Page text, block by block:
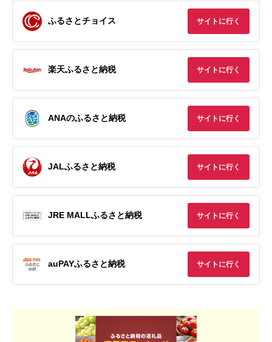
ふるさとチョイス サイトに行く
楽天ふるさと納税 サイトに行く
ANAのふるさと納税 サイトに行く
JALふるさと納税 サイトに行く
JRE MALLふるさと納税 サイトに行く
auPAYふるさと納税 サイトに行く